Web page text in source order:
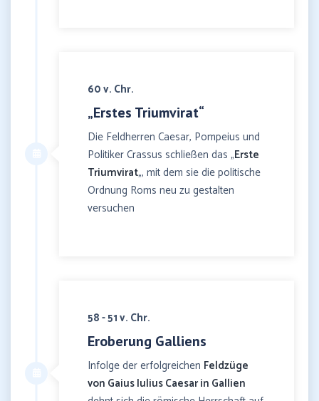
60 v. Chr.
„Erstes Triumvirat“
Die Feldherren Caesar, Pompeius und
Politiker Crassus schließen das „Erste
Triumvirat„, mit dem sie die politische
Ordnung Roms neu zu gestalten
versuchen
58 - 51 v. Chr.
Eroberung Galliens
Infolge der erfolgreichen Feldzüge
von Gaius Iulius Caesar in Gallien